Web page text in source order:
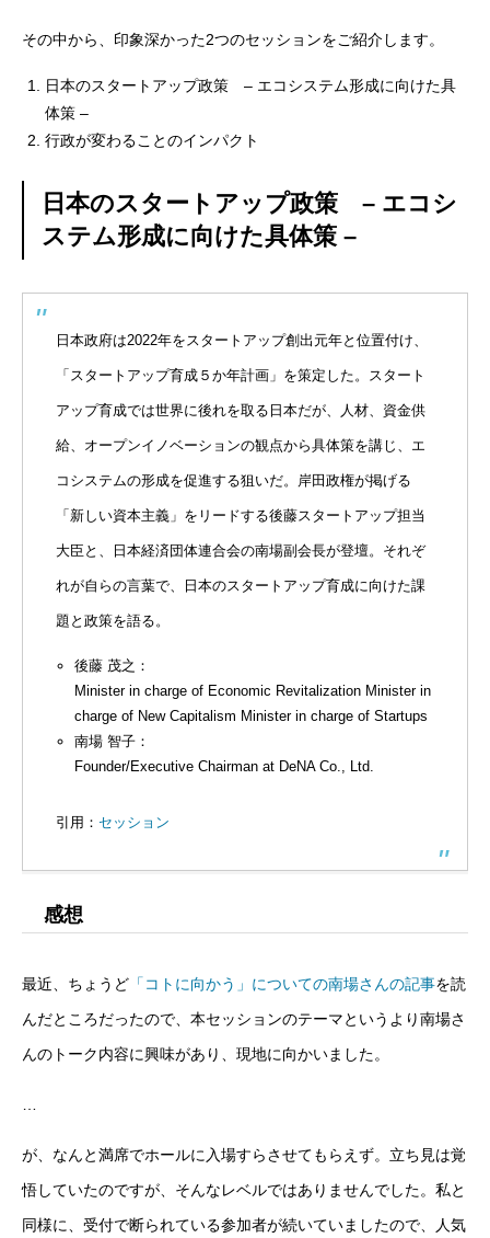
その中から、印象深かった2つのセッションをご紹介します。
日本のスタートアップ政策 – エコシステム形成に向けた具
体策 –
行政が変わることのインパクト
日本のスタートアップ政策 – エコシ
ステム形成に向けた具体策 –
日本政府は2022年をスタートアップ創出元年と位置付け、
「スタートアップ育成５か年計画」を策定した。スタート
アップ育成では世界に後れを取る日本だが、人材、資金供
給、オープンイノベーションの観点から具体策を講じ、エ
コシステムの形成を促進する狙いだ。岸田政権が掲げる
「新しい資本主義」をリードする後藤スタートアップ担当
大臣と、日本経済団体連合会の南場副会長が登壇。それぞ
れが自らの言葉で、日本のスタートアップ育成に向けた課
題と政策を語る。
後藤 茂之：
Minister in charge of Economic Revitalization Minister in
charge of New Capitalism Minister in charge of Startups
南場 智子：
Founder/Executive Chairman at DeNA Co., Ltd.
引用： セッション
感想
最近、ちょうど 「コトに向かう」についての南場さんの記事を読
んだところだったので、本セッションのテーマというより南場さ
んのトーク内容に興味があり、現地に向かいました。
が、なんと満席でホールに入場すらさせてもらえず。立ち見は覚
悟していたのですが、そんなレベルではありませんでした。私と
同様に、受付で断られている参加者が続いていましたので、人気